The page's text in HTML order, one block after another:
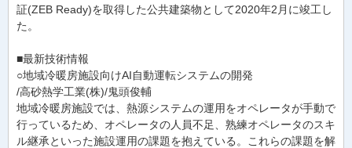
証(ZEB Ready)を取得した公共建築物として2020年2月に竣工し
た。
■最新技術情報
○地域冷暖房施設向けAI自動運転システムの開発
/高砂熱学工業(株)/鬼頭俊輔
地域冷暖房施設では、熱源システムの運用をオペレータが手動で
行っているため、オペレータの人員不足、熟練オペレータのスキ
ル継承といった施設運用の課題を抱えている。これらの課題を解